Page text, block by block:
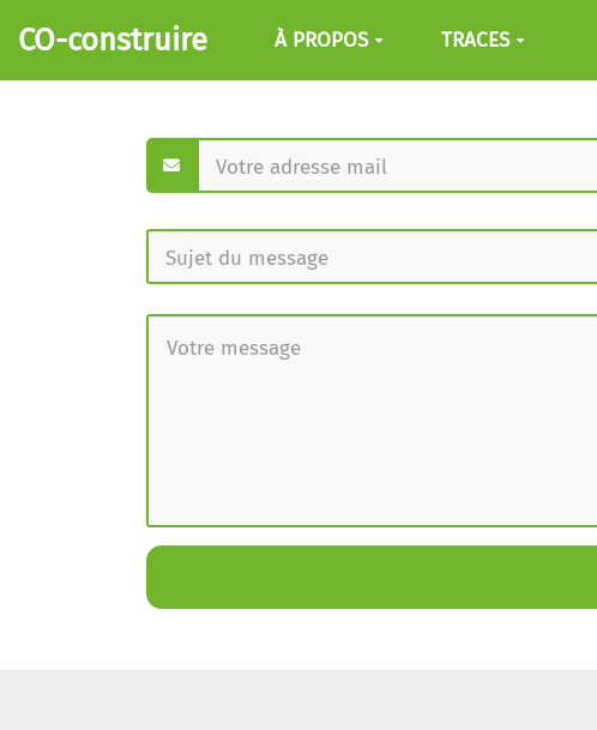
Aller au contenu principal
CO-construire À PROPOS TRACES